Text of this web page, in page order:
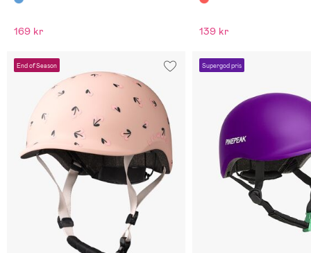
169 kr 139 kr
End of Season Supergod pris